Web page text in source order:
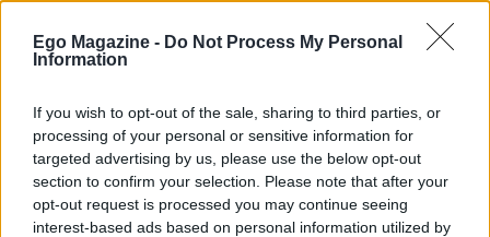
Ego Magazine - Do Not Process My Personal
Information
If you wish to opt-out of the sale, sharing to third parties, or
processing of your personal or sensitive information for
targeted advertising by us, please use the below opt-out
section to confirm your selection. Please note that after your
opt-out request is processed you may continue seeing
interest-based ads based on personal information utilized by
Εργαστήριο Χαρακτικής, 16 Χρόνια Χαρακτικής
‘Έρευνας, 1999-2015»Παραγωγή και επιμέλεια:
Βίκυ Τσαλαματά.
Την Παρασκευή19 Ιουνίουστις 19:00 θα